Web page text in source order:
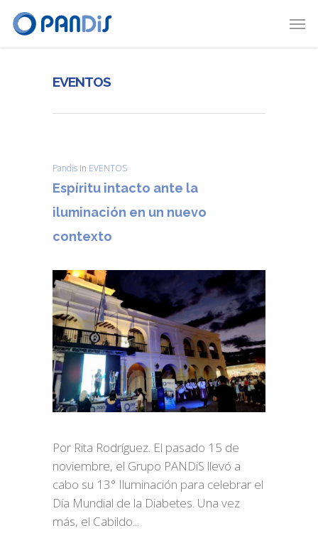
EVENTOS
Pandis In EVENTOS
Espíritu intacto ante la
iluminación en un nuevo
contexto
Por Rita Rodríguez. El pasado 15 de
noviembre, el Grupo PANDiS llevó a
cabo su 13° Iluminación para celebrar el
Día Mundial de la Diabetes. Una vez
más, el Cabildo...